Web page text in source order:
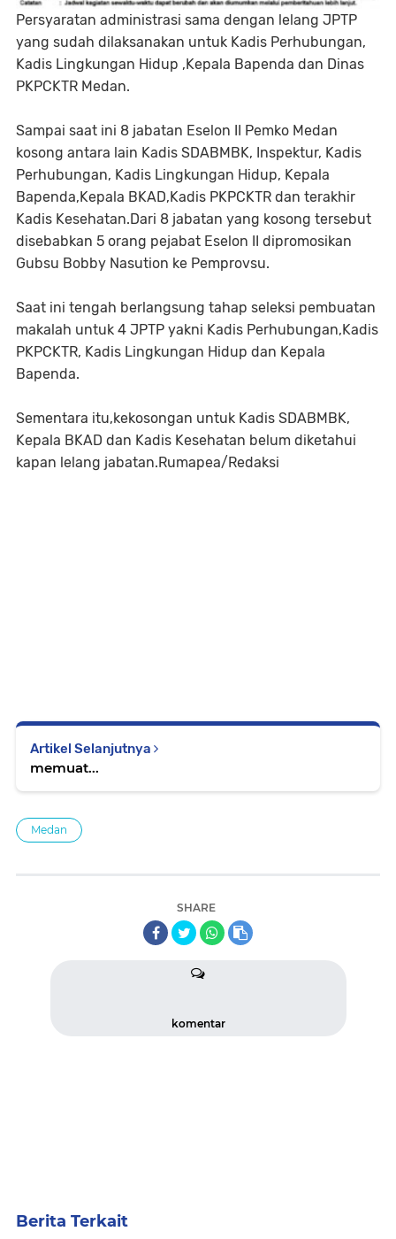
Persyaratan administrasi sama dengan lelang JPTP
yang sudah dilaksanakan untuk Kadis Perhubungan,
Kadis Lingkungan Hidup ,Kepala Bapenda dan Dinas
PKPCKTR Medan.
Sampai saat ini 8 jabatan Eselon II Pemko Medan
kosong antara lain Kadis SDABMBK, Inspektur, Kadis
Perhubungan, Kadis Lingkungan Hidup, Kepala
Bapenda,Kepala BKAD,Kadis PKPCKTR dan terakhir
Kadis Kesehatan.Dari 8 jabatan yang kosong tersebut
disebabkan 5 orang pejabat Eselon II dipromosikan
Gubsu Bobby Nasution ke Pemprovsu.
Saat ini tengah berlangsung tahap seleksi pembuatan
makalah untuk 4 JPTP yakni Kadis Perhubungan,Kadis
PKPCKTR, Kadis Lingkungan Hidup dan Kepala
Bapenda.
Sementara itu,kekosongan untuk Kadis SDABMBK,
Kepala BKAD dan Kadis Kesehatan belum diketahui
kapan lelang jabatan.Rumapea/Redaksi
Artikel Selanjutnya
memuat...
Medan
SHARE
komentar
Berita Terkait